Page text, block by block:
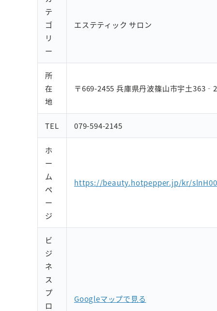
テ
ゴ
リ
ー
エステティック サロン
所
在
地
〒669-2455 兵庫県丹波篠山市宇土
TEL 079-594-2145
ホ
ー
ム
ペ
ー
ジ
https://beauty.hotpepper.jp/kr/
ビ
ジ
ネ
ス
プ
ロ
Googleマップで見る